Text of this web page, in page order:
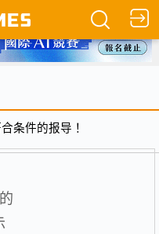
条件的报导！